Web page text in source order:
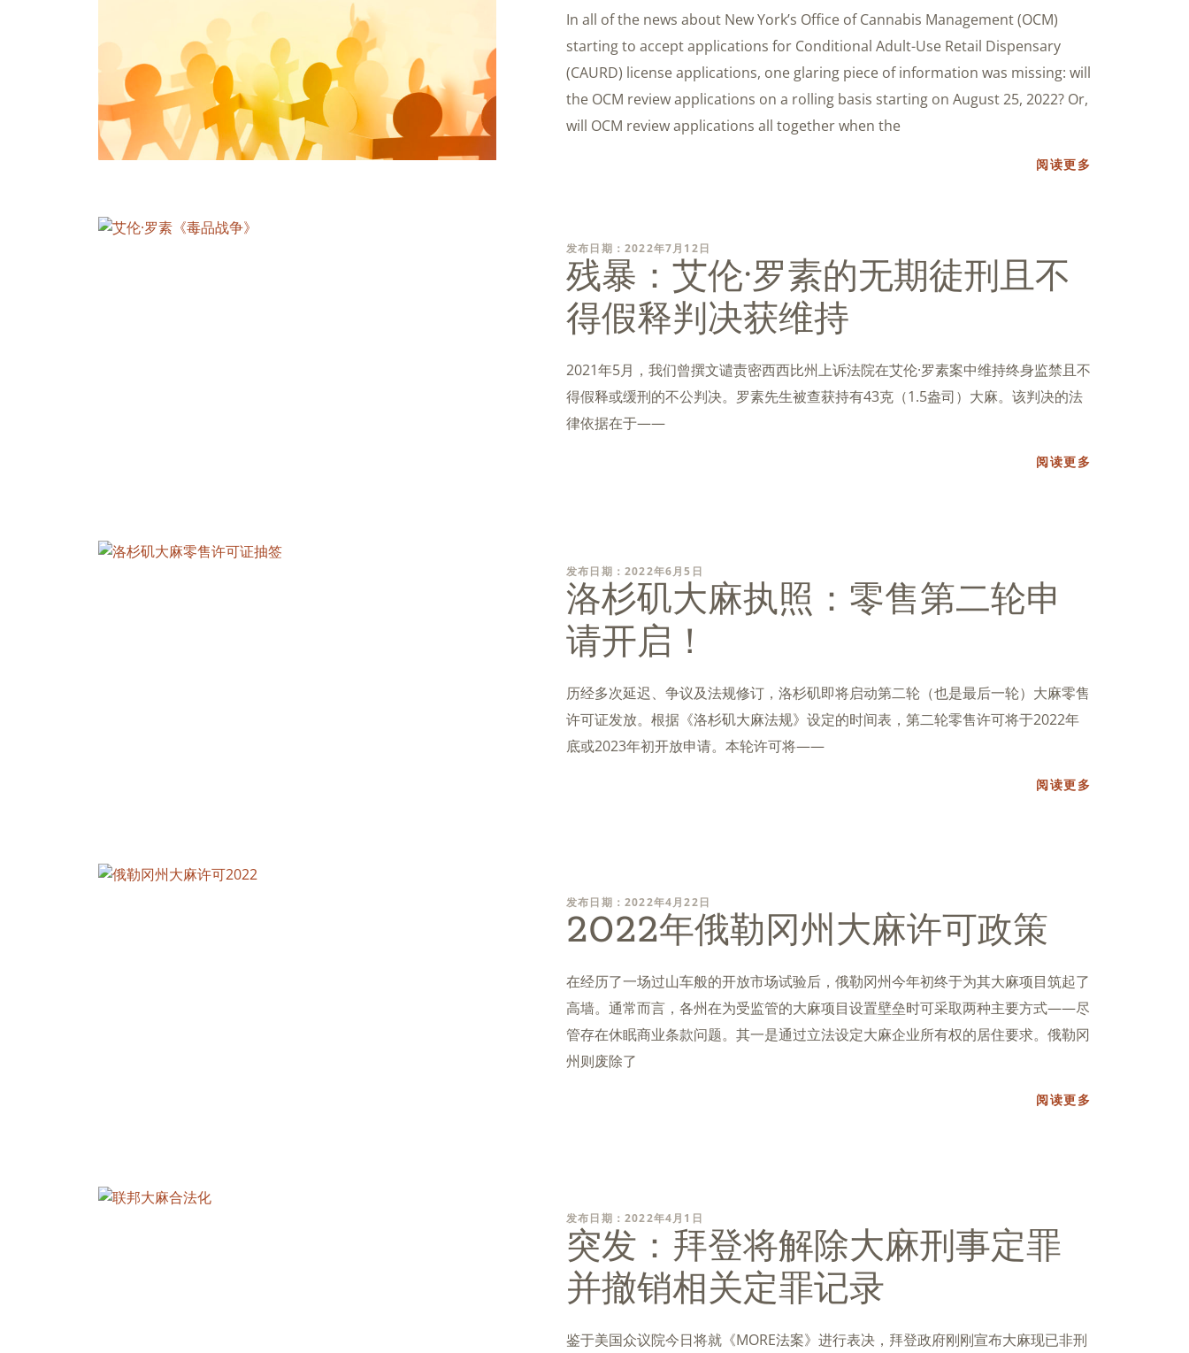
In all of the news about New York’s Office of Cannabis Management (OCM)
starting to accept applications for Conditional Adult-Use Retail Dispensary
(CAURD) license applications, one glaring piece of information was missing: will
the OCM review applications on a rolling basis starting on August 25, 2022? Or,
will OCM review applications all together when the
阅读更多
发布日期：2022年7月12日
残暴：艾伦·罗素的无期徒刑且不
得假释判决获维持
2021年5月，我们曾撰文谴责密西西比州上诉法院在艾伦·罗素案中维持终身监禁且不
得假释或缓刑的不公判决。罗素先生被查获持有43克（1.5盎司）大麻。该判决的法
律依据在于——
阅读更多
发布日期：2022年6月5日
洛杉矶大麻执照：零售第二轮申
请开启！
历经多次延迟、争议及法规修订，洛杉矶即将启动第二轮（也是最后一轮）大麻零售
许可证发放。根据《洛杉矶大麻法规》设定的时间表，第二轮零售许可将于2022年
底或2023年初开放申请。本轮许可将——
阅读更多
发布日期：2022年4月22日
2022年俄勒冈州大麻许可政策
在经历了一场过山车般的开放市场试验后，俄勒冈州今年初终于为其大麻项目筑起了
高墙。通常而言，各州在为受监管的大麻项目设置壁垒时可采取两种主要方式——尽
管存在休眠商业条款问题。其一是通过立法设定大麻企业所有权的居住要求。俄勒冈
州则废除了
阅读更多
发布日期：2022年4月1日
突发：拜登将解除大麻刑事定罪
并撤销相关定罪记录
鉴于美国众议院今日将就《MORE法案》进行表决，拜登政府刚刚宣布大麻现已非刑